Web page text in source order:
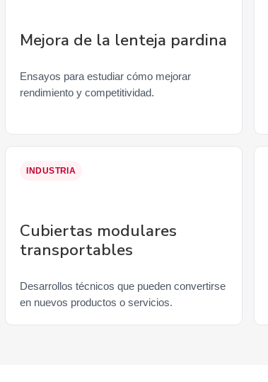
Mejora de la lenteja pardina
Ensayos para estudiar cómo mejorar
rendimiento y competitividad.
INDUSTRIA
Cubiertas modulares
transportables
Desarrollos técnicos que pueden convertirse
en nuevos productos o servicios.